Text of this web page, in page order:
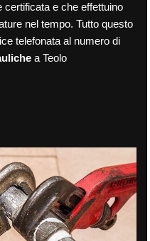
certificata e che effettuino
nel tempo. Tutto questo
telefonata al numero di
a Teolo